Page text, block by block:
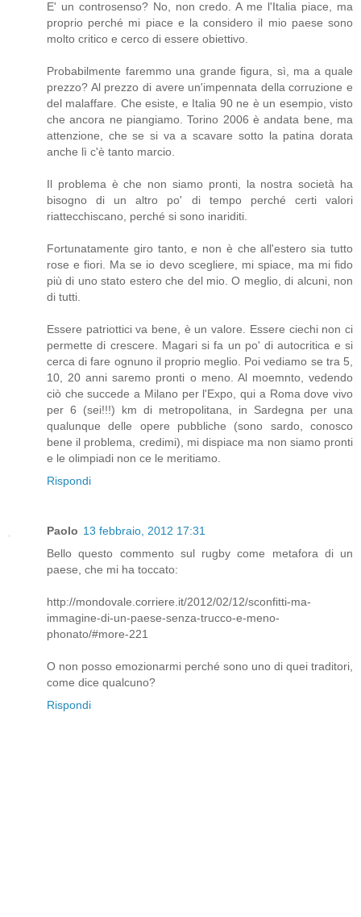
E' un controsenso? No, non credo. A me l'Italia piace, ma
proprio perché mi piace e la considero il mio paese sono
molto critico e cerco di essere obiettivo.
Probabilmente faremmo una grande figura, sì, ma a quale
prezzo? Al prezzo di avere un'impennata della corruzione e
del malaffare. Che esiste, e Italia 90 ne è un esempio, visto
che ancora ne piangiamo. Torino 2006 è andata bene, ma
attenzione, che se si va a scavare sotto la patina dorata
anche lì c'è tanto marcio.
Il problema è che non siamo pronti, la nostra società ha
bisogno di un altro po' di tempo perché certi valori
riattecchiscano, perché si sono inariditi.
Fortunatamente giro tanto, e non è che all'estero sia tutto
rose e fiori. Ma se io devo scegliere, mi spiace, ma mi fido
più di uno stato estero che del mio. O meglio, di alcuni, non
di tutti.
Essere patriottici va bene, è un valore. Essere ciechi non ci
permette di crescere. Magari si fa un po' di autocritica e si
cerca di fare ognuno il proprio meglio. Poi vediamo se tra 5,
10, 20 anni saremo pronti o meno. Al moemnto, vedendo
ciò che succede a Milano per l'Expo, qui a Roma dove vivo
per 6 (sei!!!) km di metropolitana, in Sardegna per una
qualunque delle opere pubbliche (sono sardo, conosco
bene il problema, credimi), mi dispiace ma non siamo pronti
e le olimpiadi non ce le meritiamo.
Rispondi
Paolo 13 febbraio, 2012 17:31
Bello questo commento sul rugby come metafora di un
paese, che mi ha toccato:
http://mondovale.corriere.it/2012/02/12/sconfitti-ma-
immagine-di-un-paese-senza-trucco-e-meno-
phonato/#more-221
O non posso emozionarmi perché sono uno di quei traditori,
come dice qualcuno?
Rispondi